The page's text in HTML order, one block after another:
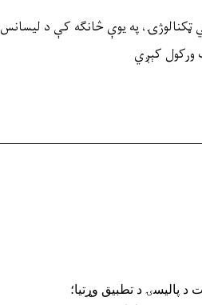
ټکنالوژۍ، په یوې څانګه کې د لیسانس
ورکول کېږي
د پالیسۍ د تطبیق وړتیا؛